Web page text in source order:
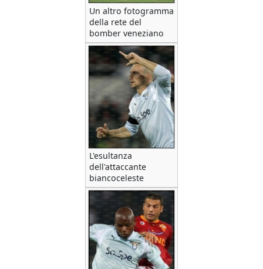
Un altro fotogramma
della rete del
bomber veneziano
L'esultanza
dell'attaccante
biancoceleste